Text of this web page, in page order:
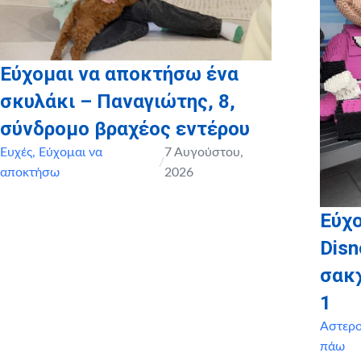
Εύχομαι να αποκτήσω ένα
σκυλάκι – Παναγιώτης, 8,
σύνδρομο βραχέος εντέρου
Ευχές, Εύχομαι να
αποκτήσω
/
7 Αυγούστου,
2026
1
πάω